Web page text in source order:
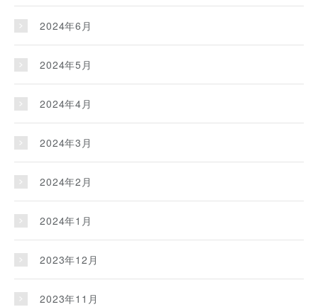
2024年6月
2024年5月
2024年4月
2024年3月
2024年2月
2024年1月
2023年12月
2023年11月